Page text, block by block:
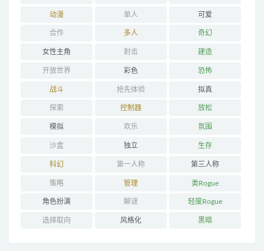
动漫 单人 可爱
合作 多人 奇幻
女性主角 射击 建造
开放世界 彩色 恐怖
战斗 抢先体验 拟真
探索 控制器 放松
模拟 欢乐 氛围
沙盒 独立 生存
科幻 第一人称 第三人称
策略 管理 类Rogue
角色扮演 解谜 轻度Rogue
选择取向 风格化 黑暗